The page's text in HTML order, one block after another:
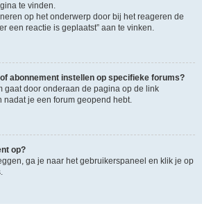
te vinden.
op het onderwerp door bij het reageren de
een reactie is geplaatst” aan te vinken.
abonnement instellen op specifieke forums?
gaat door onderaan de pagina op de link
nadat je een forum geopend hebt.
op?
ga je naar het gebruikerspaneel en klik je op